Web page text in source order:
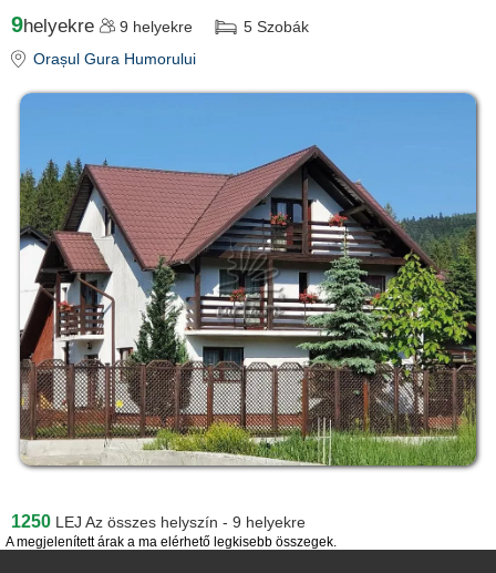
A megjelenített árak a ma elérhető legkisebb összegek.
9helyekre 9 helyekre 5 Szobák
Orașul Gura Humorului
1250 LEJ Az összes helyszín - 9 helyekre